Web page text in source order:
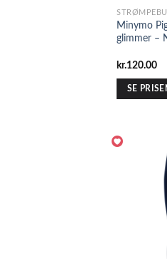
Minymo
glimmer –
kr.120.00
SE